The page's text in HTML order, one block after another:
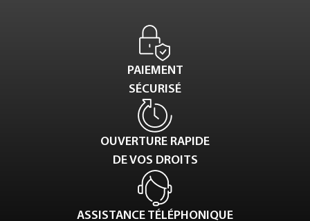
PAIEMENT
SÉCURISÉ
OUVERTURE RAPIDE
DE VOS DROITS
ASSISTANCE TÉLÉPHONIQUE